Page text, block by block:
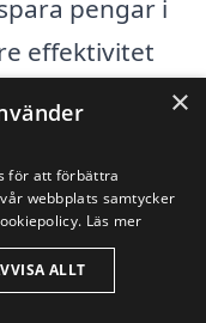
pengar i
effektivitet
på
de lokala
Områdets
hur mycket
×
för att förbättra
webbplats samtycker
Läs mer
ALLT